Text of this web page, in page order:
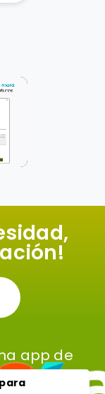
app de